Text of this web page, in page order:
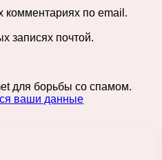
комментариях по email.
записях почтой.
для борьбы со спамом.
ваши данные